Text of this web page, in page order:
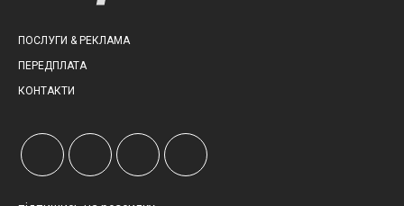
ПОСЛУГИ & РЕКЛАМА
ПЕРЕДПЛАТА
КОНТАКТИ